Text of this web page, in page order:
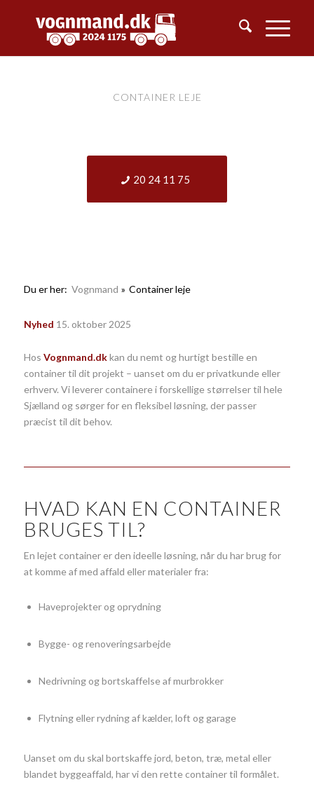
Du er her: Vognmand » Container leje
CONTAINER LEJE
20 24 11 75
Nyhed 15. oktober 2025
Hos Vognmand.dkkan du nemt og hurtigt bestille en
container til dit projekt – uanset om du er privatkunde eller
erhverv. Vi leverer containere i forskellige størrelser til hele
Sjælland og sørger for en fleksibel løsning, der passer
præcist til dit behov.
HVAD KAN EN CONTAINER
BRUGES TIL?
En lejet container er den ideelle løsning, når du har brug for
at komme af med affald eller materialer fra:
Haveprojekter og oprydning
Bygge- og renoveringsarbejde
Nedrivning og bortskaffelse af murbrokker
Flytning eller rydning af kælder, loft og garage
Uanset om du skal bortskaffe jord, beton, træ, metal eller
blandet byggeaffald, har vi den rette container til formålet.